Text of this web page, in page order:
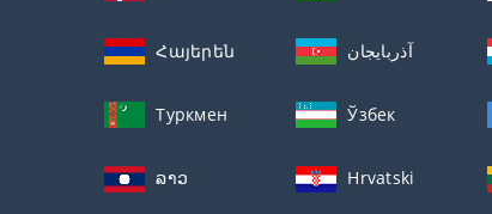
Հայերեն آذربايجان
Туркмен Ўзбек
ລາວ Hrvatski